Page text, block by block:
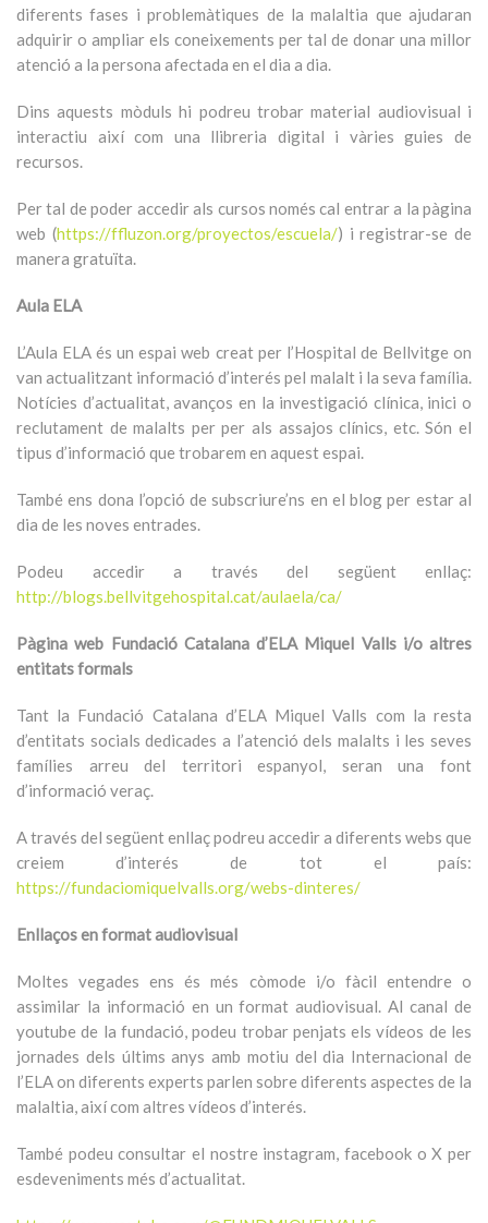
diferents fases i problemàtiques de la malaltia que ajudaran
adquirir o ampliar els coneixements per tal de donar una millor
atenció a la persona afectada en el dia a dia.
Dins aquests mòduls hi podreu trobar material audiovisual i
interactiu així com una llibreria digital i vàries guies de
recursos.
Per tal de poder accedir als cursos només cal entrar a la pàgina
web (https://ffluzon.org/proyectos/escuela/) i registrar-se de
manera gratuïta.
Aula ELA
L’Aula ELA és un espai web creat per l’Hospital de Bellvitge on
van actualitzant informació d’interés pel malalt i la seva família.
Notícies d’actualitat, avanços en la investigació clínica, inici o
reclutament de malalts per per als assajos clínics, etc. Són el
tipus d’informació que trobarem en aquest espai.
També ens dona l’opció de subscriure’ns en el blog per estar al
dia de les noves entrades.
Podeu accedir a través del següent enllaç:
http://blogs.bellvitgehospital.cat/aulaela/ca/
Pàgina web Fundació Catalana d’ELA Miquel Valls i/o altres
entitats formals
Tant la Fundació Catalana d’ELA Miquel Valls com la resta
d’entitats socials dedicades a l’atenció dels malalts i les seves
famílies arreu del territori espanyol, seran una font
d’informació veraç.
A través del següent enllaç podreu accedir a diferents webs que
creiem d’interés de tot el país:
https://fundaciomiquelvalls.org/webs-dinteres/
Enllaços en format audiovisual
Moltes vegades ens és més còmode i/o fàcil entendre o
assimilar la informació en un format audiovisual. Al canal de
youtube de la fundació, podeu trobar penjats els vídeos de les
jornades dels últims anys amb motiu del dia Internacional de
l’ELA on diferents experts parlen sobre diferents aspectes de la
malaltia, així com altres vídeos d’interés.
També podeu consultar el nostre instagram, facebook o X per
esdeveniments més d’actualitat.